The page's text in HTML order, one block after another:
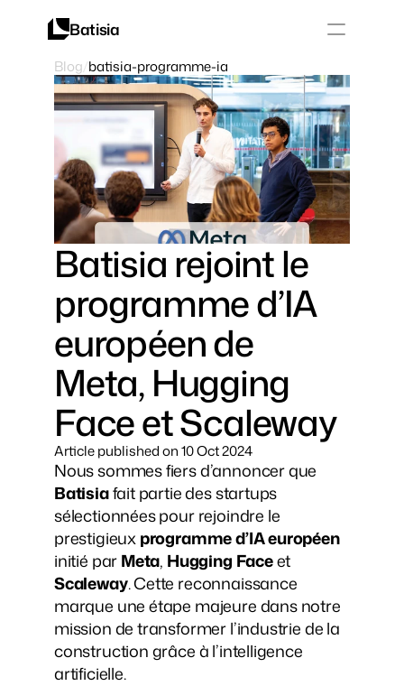
Batisia
Solutions
Safety
Career
Select Language
LOG IN DISCOVER OUR SOLUTIONS
Blog/batisia-programme-ia
Batisia rejoint le
programme d’IA
européen de
Meta, Hugging
Face et Scaleway
Article published on 10 Oct 2024
Batisia fait partie des startups
sélectionnées pour rejoindre le
prestigieux programme d’IA européen
initié par Meta, Hugging Face
Scaleway. Cette reconnaissance
marque une étape majeure dans notre
mission de transformer l’industrie de la
construction grâce à l’intelligence
artificielle.